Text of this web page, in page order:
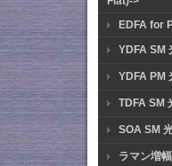
EDFA for
YDFA SM
YDFA PM
TDFA SM
SOA SM
ラマン増